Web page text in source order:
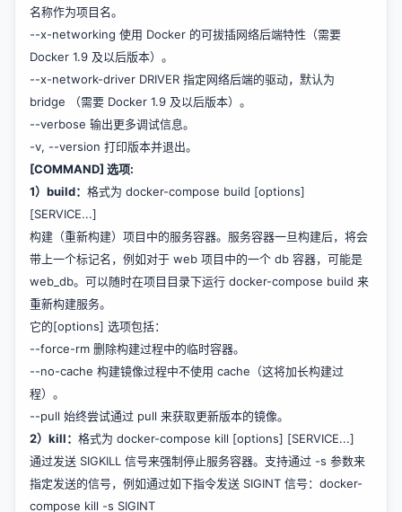
名称作为项目名。
--x-networking 使用 Docker 的可拔插网络后端特性（需要
Docker 1.9 及以后版本）。
--x-network-driver DRIVER 指定网络后端的驱动，默认为
bridge （需要 Docker 1.9 及以后版本）。
--verbose 输出更多调试信息。
-v, --version 打印版本并退出。
[COMMAND] 选项:
1）build： 格式为 docker-compose build [options]
[SERVICE...]
构建（重新构建）项目中的服务容器。服务容器一旦构建后，将会
带上一个标记名，例如对于 web 项目中的一个 db 容器，可能是
web_db。可以随时在项目目录下运行 docker-compose build 来
重新构建服务。
它的[options] 选项包括：
--force-rm 删除构建过程中的临时容器。
--no-cache 构建镜像过程中不使用 cache（这将加长构建过
程）。
--pull 始终尝试通过 pull 来获取更新版本的镜像。
2）kill： 格式为 docker-compose kill [options] [SERVICE...]
通过发送 SIGKILL 信号来强制停止服务容器。支持通过 -s 参数来
指定发送的信号，例如通过如下指令发送 SIGINT 信号：docker-
compose kill -s SIGINT